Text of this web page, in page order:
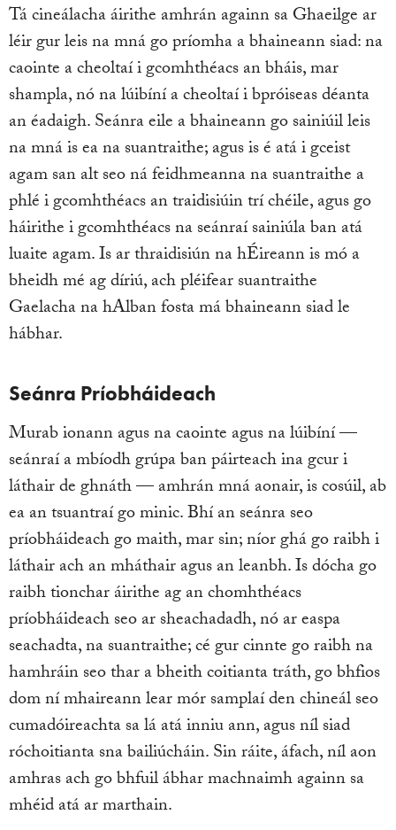
Tá cineálacha áirithe amhrán againn sa Ghaeilge ar
léir gur leis na mná go príomha a bhaineann siad: na
caointe a cheoltaí i gcomhthéacs an bháis, mar
shampla, nó na lúibíní a cheoltaí i bpróiseas déanta
an éadaigh. Seánra eile a bhaineann go sainiúil leis
na mná is ea na suantraithe; agus is é atá i gceist
agam san alt seo ná feidhmeanna na suantraithe a
phlé i gcomhthéacs an traidisiúin trí chéile, agus go
háirithe i gcomhthéacs na seánraí sainiúla ban atá
luaite agam. Is ar thraidisiún na hÉireann is mó a
bheidh mé ag díriú, ach pléifear suantraithe
Gaelacha na hAlban fosta má bhaineann siad le
hábhar.
Seánra Príobháideach
Murab ionann agus na caointe agus na lúibíní —
seánraí a mbíodh grúpa ban páirteach ina gcur i
láthair de ghnáth — amhrán mná aonair, is cosúil, ab
ea an tsuantraí go minic. Bhí an seánra seo
príobháideach go maith, mar sin; níor ghá go raibh i
láthair ach an mháthair agus an leanbh. Is dócha go
raibh tionchar áirithe ag an chomhthéacs
príobháideach seo ar sheachadadh, nó ar easpa
seachadta, na suantraithe; cé gur cinnte go raibh na
hamhráin seo thar a bheith coitianta tráth, go bhfios
dom ní mhaireann lear mór samplaí den chineál seo
cumadóireachta sa lá atá inniu ann, agus níl siad
róchoitianta sna bailiúcháin. Sin ráite, áfach, níl aon
amhras ach go bhfuil ábhar machnaimh againn sa
mhéid atá ar marthain.